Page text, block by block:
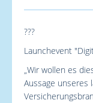
???
Launchevent
„Wir wollen es
Aussage unseres